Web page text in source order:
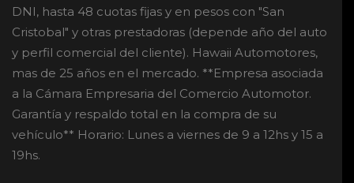
DNI, hasta 48 cuotas fijas y en pesos con "San
Cristobal" y otras prestadoras (depende año del auto
y perfil comercial del cliente). Hawaii Automotores,
mas de 25 años en el mercado. **Empresa asociada
a la Cámara Empresaria del Comercio Automotor.
Garantía y respaldo total en la compra de su
vehículo** Horario: Lunes a viernes de 9 a 12hs y 15 a
19hs.